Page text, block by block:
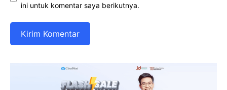
ini untuk komentar saya berikutnya.